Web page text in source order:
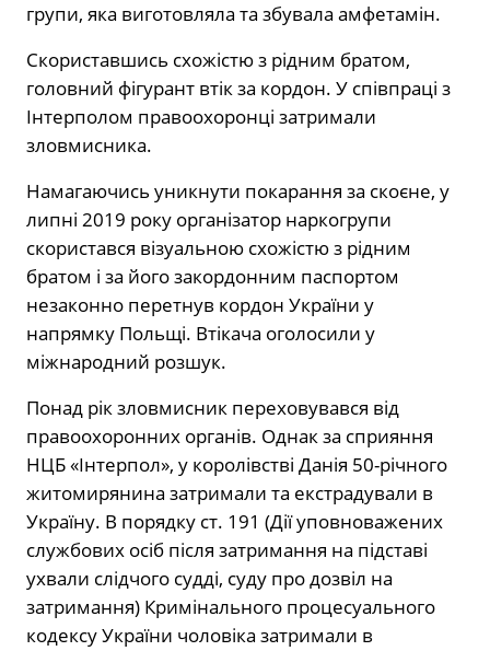
групи, яка виготовляла та збувала амфетамін.
Скориставшись схожістю з рідним братом,
головний фігурант втік за кордон. У співпраці з
Інтерполом правоохоронці затримали
зловмисника.
Намагаючись уникнути покарання за скоєне, у
липні 2019 року організатор наркогрупи
скористався візуальною схожістю з рідним
братом і за його закордонним паспортом
незаконно перетнув кордон України у
напрямку Польщі. Втікача оголосили у
міжнародний розшук.
Понад рік зловмисник переховувався від
правоохоронних органів. Однак за сприяння
НЦБ «Інтерпол», у королівстві Данія 50-річного
житомирянина затримали та екстрадували в
Україну. В порядку ст. 191 (Дії уповноважених
службових осіб після затримання на підставі
ухвали слідчого судді, суду про дозвіл на
затримання) Кримінального процесуального
кодексу України чоловіка затримали в